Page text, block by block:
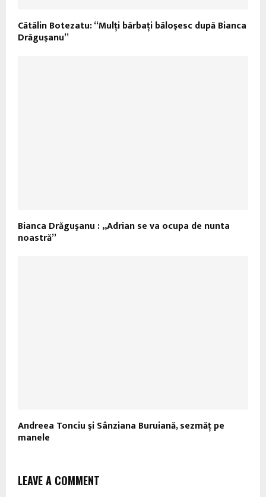
Cătălin Botezatu: “Mulţi bărbaţi băloşesc după Bianca
Drăguşanu”
Bianca Drăguşanu : „Adrian se va ocupa de nunta
noastră”
Andreea Tonciu şi Sânziana Buruiană, sezmăț pe
manele
LEAVE A COMMENT